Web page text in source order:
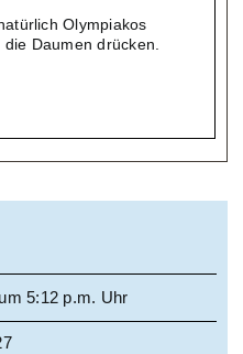
Olympiakos
Daumen drücken.
5:12 p.m. Uhr